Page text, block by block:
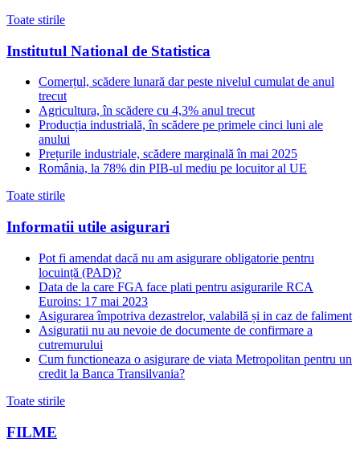
Toate stirile
Institutul National de Statistica
Comerțul, scădere lunară dar peste nivelul cumulat de anul
trecut
Agricultura, în scădere cu 4,3% anul trecut
Producția industrială, în scădere pe primele cinci luni ale
anului
Prețurile industriale, scădere marginală în mai 2025
România, la 78% din PIB-ul mediu pe locuitor al UE
Toate stirile
Informatii utile asigurari
Pot fi amendat dacă nu am asigurare obligatorie pentru
locuință (PAD)?
Data de la care FGA face plati pentru asigurarile RCA
Euroins: 17 mai 2023
Asigurarea împotriva dezastrelor, valabilă și in caz de faliment
Asiguratii nu au nevoie de documente de confirmare a
cutremurului
Cum functioneaza o asigurare de viata Metropolitan pentru un
credit la Banca Transilvania?
Toate stirile
FILME